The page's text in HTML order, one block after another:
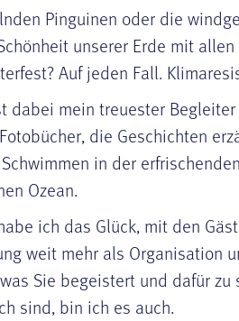
Pinguinen oder die
unserer Erde mit
Auf jeden Fall.
dabei mein treuester
die Geschichten
in der
Ozean.
ich das Glück, mit den
weit mehr als Organisation
Sie begeistert und dafür
sind, bin ich es auch.